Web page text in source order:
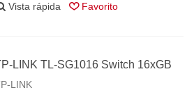
Vista rápida Favorito
LINK TL-SG1016 Switch 16xGB
LINK